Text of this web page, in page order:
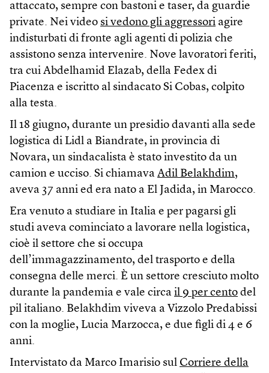
attaccato, sempre con bastoni e taser, da guardie
private. Nei video si vedono gli aggressori agire
indisturbati di fronte agli agenti di polizia che
assistono senza intervenire. Nove lavoratori feriti,
tra cui Abdelhamid Elazab, della Fedex di
Piacenza e iscritto al sindacato Si Cobas, colpito
alla testa.
Il 18 giugno, durante un presidio davanti alla sede
logistica di Lidl a Biandrate, in provincia di
Novara, un sindacalista è stato investito da un
camion e ucciso. Si chiamava Adil Belakhdim,
aveva 37 anni ed era nato a El Jadida, in Marocco.
Era venuto a studiare in Italia e per pagarsi gli
studi aveva cominciato a lavorare nella logistica,
cioè il settore che si occupa
dell’immagazzinamento, del trasporto e della
consegna delle merci. È un settore cresciuto molto
durante la pandemia e vale circa il 9 per cento del
pil italiano. Belakhdim viveva a Vizzolo Predabissi
con la moglie, Lucia Marzocca, e due figli di 4 e 6
anni.
Intervistato da Marco Imarisio sul Corriere della